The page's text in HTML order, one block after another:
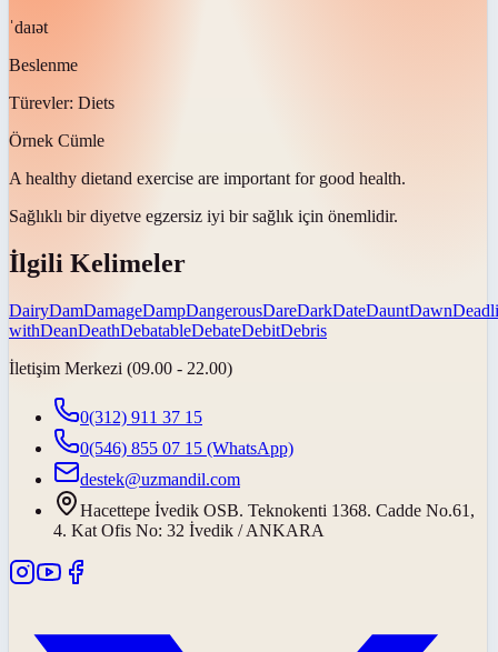
ˈdaɪət
Beslenme
Türevler: Diets
Örnek Cümle
A healthy dietand exercise are important for good health.
Sağlıklı bir diyetve egzersiz iyi bir sağlık için önemlidir.
İlgili Kelimeler
DairyDamDamageDampDangerousDareDarkDateDauntDawn
withDeanDeathDebatableDebateDebitDebris
İletişim Merkezi (09.00 - 22.00)
0(312) 911 37 15
0(546) 855 07 15 (WhatsApp)
destek@uzmandil.com
Hacettepe İvedik OSB. Teknokenti 1368. Cadde No.61,
4. Kat Ofis No: 32 İvedik / ANKARA